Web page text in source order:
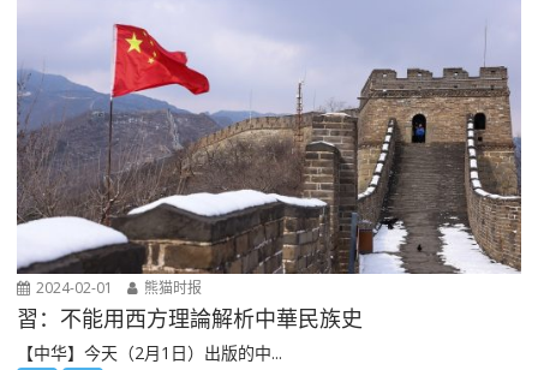
2024-02-01 熊猫时报
習：不能用西方理論解析中華民族史
【中华】今天（2月1日）出版的中...